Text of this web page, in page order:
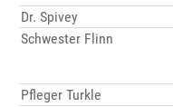
Dr. Spivey
Schwester Flinn
Pfleger Turkle